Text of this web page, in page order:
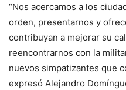
“Nos acercamos a los
orden, presentarnos y
contribuyan a mejorar su
reencontrarnos con la
nuevos simpatizantes que
expresó Alejandro